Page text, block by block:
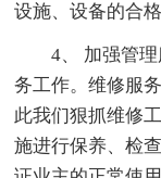
设施、设备的合
4、 加强管
务工作。维修服
此我们狠抓维修
施进行保养、检